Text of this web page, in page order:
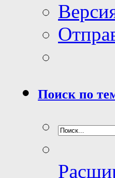
Поиск по